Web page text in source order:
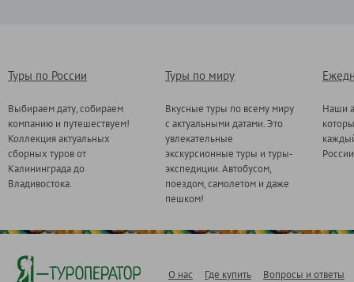
Туры по России
Выбираем дату, собираем
компанию и путешествуем!
Коллекция актуальных
сборных туров от
Калининграда до
Владивостока.
Туры по миру
Вкусные туры по всему миру
с актуальными датами. Это
увлекательные
экскурсионные туры и туры-
экспедиции. Автобусом,
поездом, самолетом и даже
пешком!
Наши
О нас Где купить Вопросы и ответы